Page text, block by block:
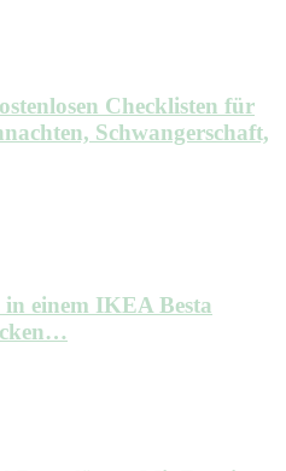
Checklisten für
Schwangerschaft,
einem IKEA Besta